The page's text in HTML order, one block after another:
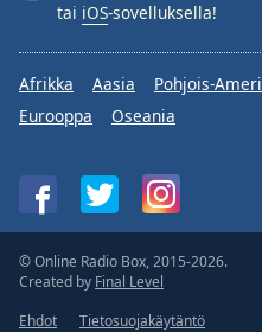
tai iOS-sovelluksella!
Afrikka Aasia Pohjois-
Eurooppa
Oseania
© Online Radio Box, 2015-2026.
Created by Final Level
Ehdot
Tietosuojakäytäntö